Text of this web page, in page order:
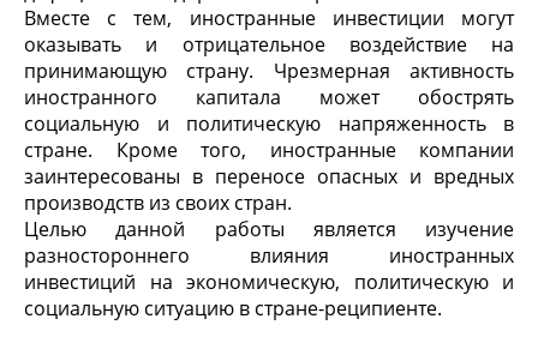
Вместе с тем, иностранные инвестиции могут
оказывать и отрицательное воздействие на
принимающую страну. Чрезмерная активность
иностранного капитала может обострять
социальную и политическую напряженность в
стране. Кроме того, иностранные компании
заинтересованы в переносе опасных и вредных
производств из своих стран.
Целью данной работы является изучение
разностороннего влияния иностранных
инвестиций на экономическую, политическую и
социальную ситуацию в стране-реципиенте.